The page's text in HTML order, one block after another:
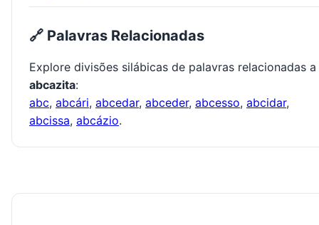
🔗 Palavras Relacionadas
Explore divisões silábicas de palavras relacionadas a
abcazita:
abc, abcári, abcedar, abceder, abcesso, abcidar,
abcissa, abcázio.